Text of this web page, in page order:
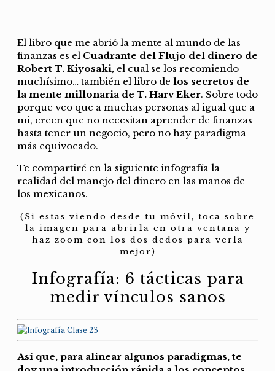
El libro que me abrió la mente al mundo de las
finanzas es el Cuadrante del Flujo del dinero de
Robert T. Kiyosaki, el cual se los recomiendo
muchísimo… también el libro de los secretos de
la mente millonaria de T. Harv Eker. Sobre todo
porque veo que a muchas personas al igual que a
mi, creen que no necesitan aprender de finanzas
hasta tener un negocio, pero no hay paradigma
más equivocado.
Te compartiré en la siguiente infografía la
realidad del manejo del dinero en las manos de
los mexicanos.
(Si estas viendo desde tu móvil, toca sobre
la imagen para abrirla en otra ventana y
haz zoom con los dos dedos para verla
mejor)
Infografía: 6 tácticas para
medir vínculos sanos
Así que, para alinear algunos paradigmas, te